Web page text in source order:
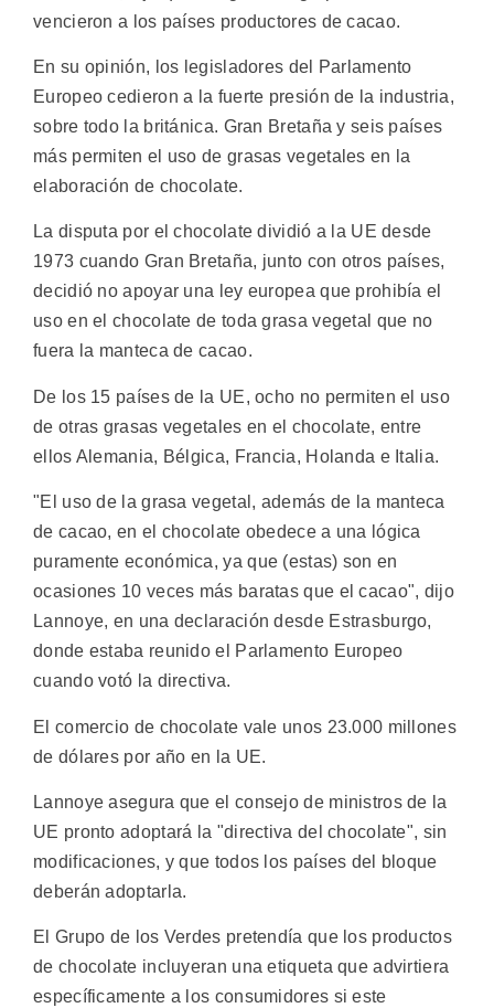
vencieron a los países productores de cacao.
En su opinión, los legisladores del Parlamento
Europeo cedieron a la fuerte presión de la industria,
sobre todo la británica. Gran Bretaña y seis países
más permiten el uso de grasas vegetales en la
elaboración de chocolate.
La disputa por el chocolate dividió a la UE desde
1973 cuando Gran Bretaña, junto con otros países,
decidió no apoyar una ley europea que prohibía el
uso en el chocolate de toda grasa vegetal que no
fuera la manteca de cacao.
De los 15 países de la UE, ocho no permiten el uso
de otras grasas vegetales en el chocolate, entre
ellos Alemania, Bélgica, Francia, Holanda e Italia.
"El uso de la grasa vegetal, además de la manteca
de cacao, en el chocolate obedece a una lógica
puramente económica, ya que (estas) son en
ocasiones 10 veces más baratas que el cacao", dijo
Lannoye, en una declaración desde Estrasburgo,
donde estaba reunido el Parlamento Europeo
cuando votó la directiva.
El comercio de chocolate vale unos 23.000 millones
de dólares por año en la UE.
Lannoye asegura que el consejo de ministros de la
UE pronto adoptará la "directiva del chocolate", sin
modificaciones, y que todos los países del bloque
deberán adoptarla.
El Grupo de los Verdes pretendía que los productos
de chocolate incluyeran una etiqueta que advirtiera
específicamente a los consumidores si este